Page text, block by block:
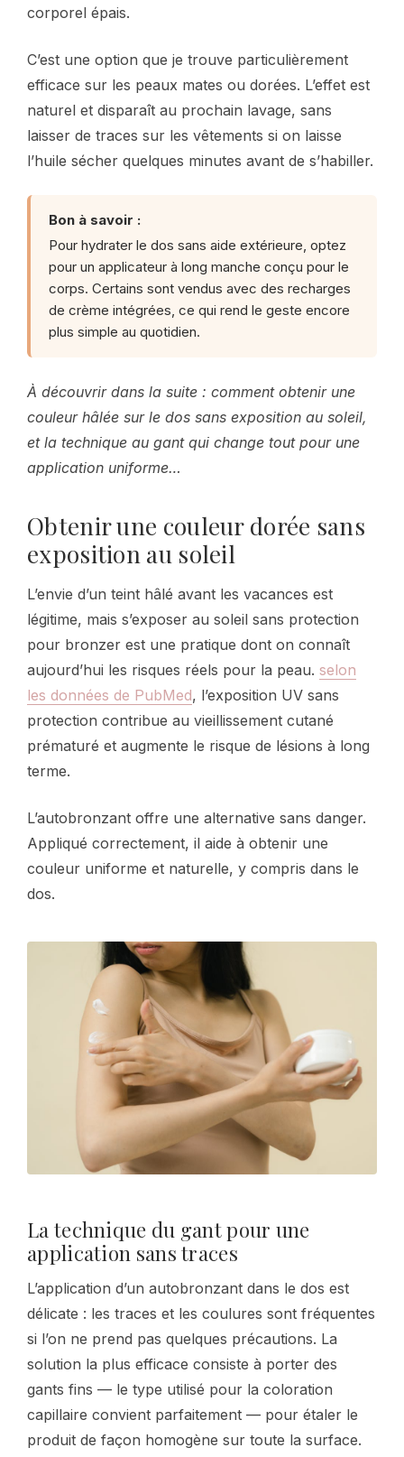
corporel épais.
C’est une option que je trouve particulièrement
efficace sur les peaux mates ou dorées. L’effet est
naturel et disparaît au prochain lavage, sans
laisser de traces sur les vêtements si on laisse
l’huile sécher quelques minutes avant de s’habiller.
Bon à savoir :
Pour hydrater le dos sans aide extérieure, optez
pour un applicateur à long manche conçu pour le
corps. Certains sont vendus avec des recharges
de crème intégrées, ce qui rend le geste encore
plus simple au quotidien.
À découvrir dans la suite : comment obtenir une
couleur hâlée sur le dos sans exposition au soleil,
et la technique au gant qui change tout pour une
application uniforme…
Obtenir une couleur dorée sans
exposition au soleil
L’envie d’un teint hâlé avant les vacances est
légitime, mais s’exposer au soleil sans protection
pour bronzer est une pratique dont on connaît
aujourd’hui les risques réels pour la peau. selon
les données de PubMed, l’exposition UV sans
protection contribue au vieillissement cutané
prématuré et augmente le risque de lésions à long
terme.
L’autobronzant offre une alternative sans danger.
Appliqué correctement, il aide à obtenir une
couleur uniforme et naturelle, y compris dans le
dos.
La technique du gant pour une
application sans traces
L’application d’un autobronzant dans le dos est
délicate : les traces et les coulures sont fréquentes
si l’on ne prend pas quelques précautions. La
solution la plus efficace consiste à porter des
gants fins — le type utilisé pour la coloration
capillaire convient parfaitement — pour étaler le
produit de façon homogène sur toute la surface.